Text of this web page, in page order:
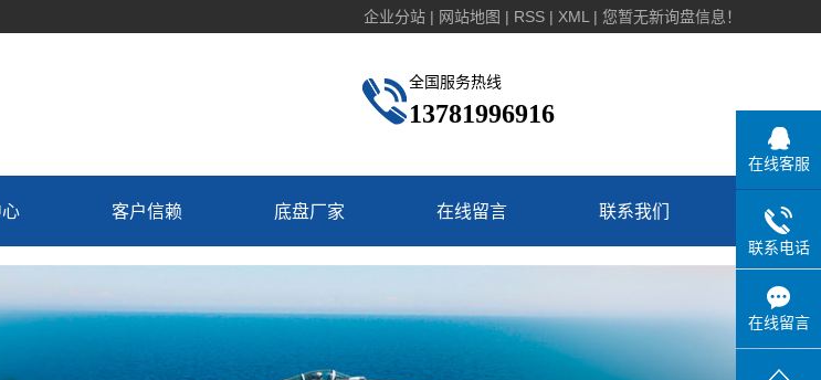
企业分站 | 网站地图 | RSS | XML | 您暂无新询盘信息！
全国服务热线
13781996916
客户信赖 底盘厂家 在线留言 联系我们
在线客服
联系电话
在线留言